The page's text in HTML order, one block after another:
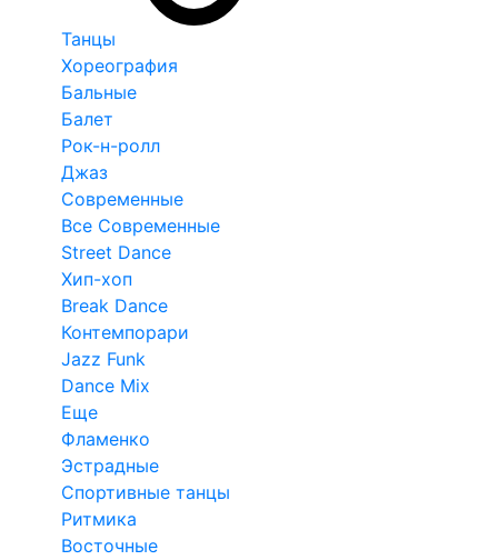
Танцы
Хореография
Бальные
Балет
Рок-н-ролл
Джаз
Современные
Все Современные
Street Dance
Хип-хоп
Break Dance
Контемпорари
Jazz Funk
Dance Mix
Еще
Фламенко
Эстрадные
Спортивные танцы
Ритмика
Восточные